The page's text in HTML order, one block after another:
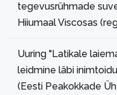
tegevusrühmade
Hiiumaal Viscosas
Uuring "Latikale
leidmine läbi
(Eesti Peakokkade